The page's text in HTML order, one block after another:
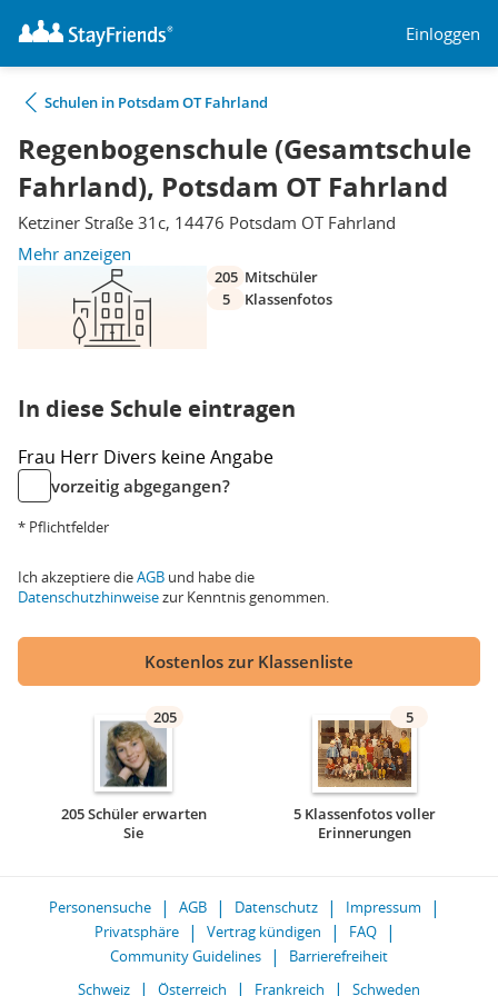
Einloggen
Schulen in Potsdam OT Fahrland
Regenbogenschule (Gesamtschule
Fahrland), Potsdam OT Fahrland
Ketziner Straße 31c, 14476 Potsdam OT Fahrland
Mehr anzeigen
205 Mitschüler
5
Klassenfotos
In diese Schule eintragen
Frau Herr Divers keine Angabe
vorzeitig abgegangen?
* Pflichtfelder
Ich akzeptiere dieAGB und habe die
Datenschutzhinweisezur Kenntnis genommen.
Kostenlos zur Klassenliste
205
205 Schüler erwarten
Sie
5
5 Klassenfotos voller
Erinnerungen
Personensuche AGB Datenschutz
Impressum
Privatsphäre
Vertrag kündigen
FAQ
Community Guidelines
Barrierefreiheit
Schweiz
Österreich Frankreich Schweden